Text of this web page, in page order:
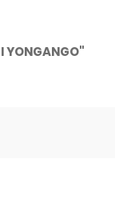
YONGANGO"